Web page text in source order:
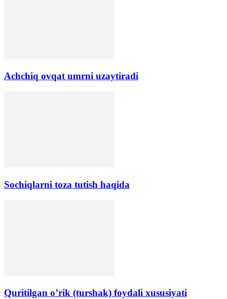
Аchchiq ovqat umrni uzaytiradi
Sochiqlarni toza tutish haqida
Quritilgan o’rik (turshak) foydali xususiyati